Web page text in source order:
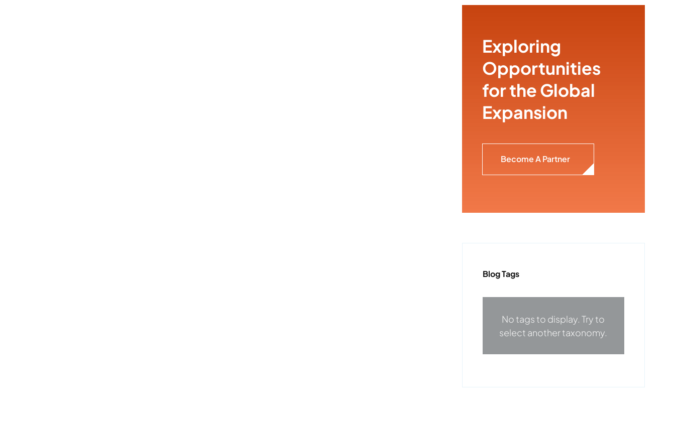
Exploring
Opportunities
for the Global
Expansion
Become A Partner
Blog Tags
No tags to display. Try to
select another taxonomy.